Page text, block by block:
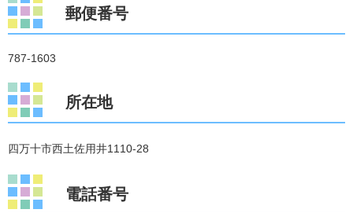
郵便番号
787-1603
所在地
四万十市西土佐用井1110-28
電話番号